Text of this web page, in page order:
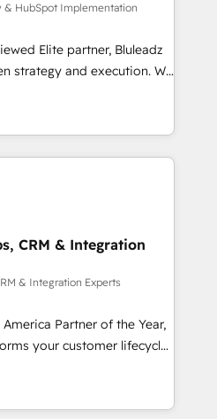
apps extend
configurations. -AI-
facing operations to
processes, and
competitive advantage.
✦ 7
& HubSpot Implementation
Elite partner, Bluleadz
and execution. We
OS) to align your leadership
drives predictable
Math, and Story to stop
technical-debt setup
by our 7 HubSpot
integrity migrations for
for enterprise-grade data
CRM & Integration
& Integration Experts
Partner of the Year,
your customer lifecycle
Globalia (AI &
Media (Paid Media),